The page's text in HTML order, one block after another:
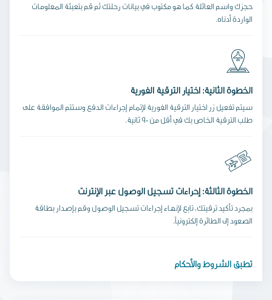
حجزك واسم العائلة كما هو مكتوب في بيانات رحلتك ثم قم بتعبئة المعلومات
الواردة أدناه.
الخطوة الثانية: اختيار الترقية الفورية
سيتم تفعيل زر اختيار الترقية الفورية لإتمام إجراءات الدفع وستتم الموافقة على
طلب الترقية الخاص بك في أقل من 90 ثانية.
الخطوة الثالثة: إجراءات تسجيل الوصول عبر الإنترنت
بمجرد تأكيد ترقيتك، تابع لإنهاء إجراءات تسجيل الوصول وقم بإصدار بطاقة
الصعود إلى الطائرة إلكترونياً.
تطبق الشروط والأحكام